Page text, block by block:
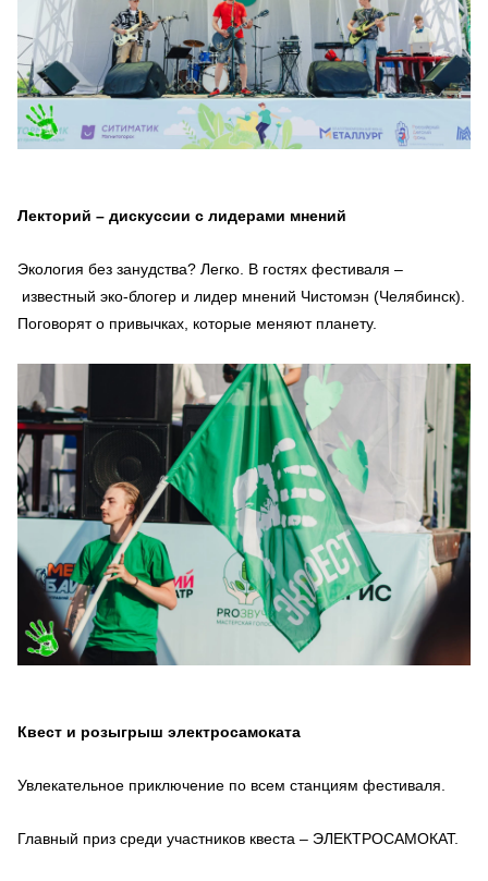
Лекторий – дискуссии с лидерами мнений
Экология без занудства? Легко. В гостях фестиваля –
известный эко-блогер и лидер мнений Чистомэн (Челябинск).
Поговорят о привычках, которые меняют планету.
Квест и розыгрыш электросамоката
Увлекательное приключение по всем станциям фестиваля.
Главный приз среди участников квеста – ЭЛЕКТРОСАМОКАТ.